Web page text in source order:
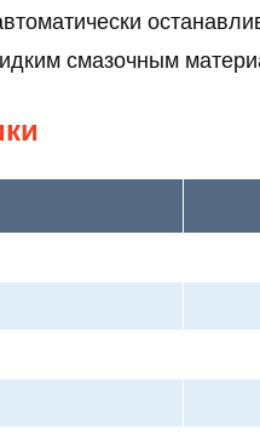
смазочным